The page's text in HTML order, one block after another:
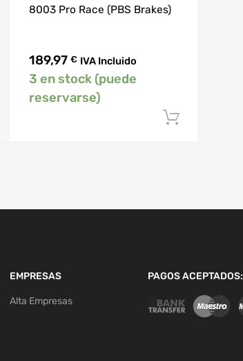
8003 Pro Race (PBS Brakes)
189,97 € IVA Incluido
3 en stock (puede
reservarse)
EMPRESAS
Alta Empresas
PAGOS ACEPTADOS: